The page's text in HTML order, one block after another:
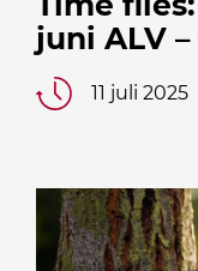
juni ALV
11 juli 2025